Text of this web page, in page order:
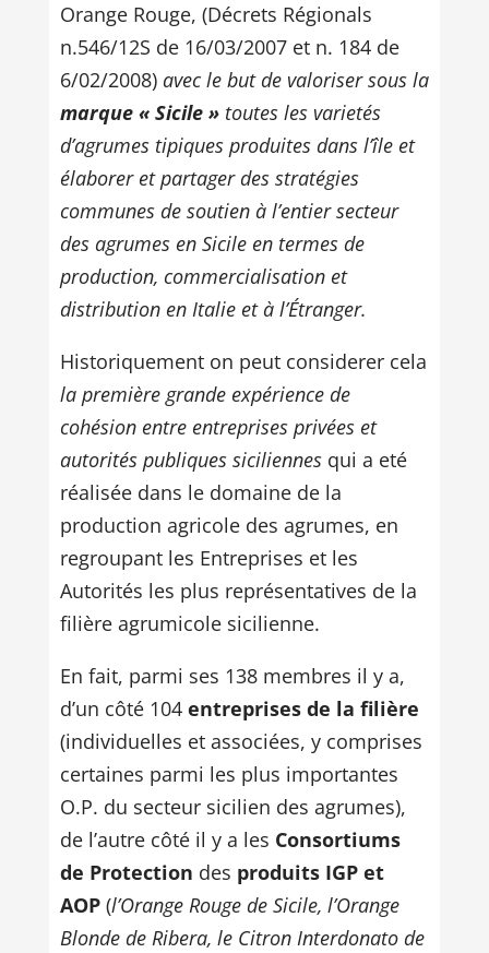
Orange Rouge, (Décrets Régionals
n.546/12S de 16/03/2007 et n. 184 de
6/02/2008)avec le but de valoriser sous la
marque « Sicile »toutes les varietés
d’agrumes tipiques produites dans l’île et
élaborer et partager des stratégies
communes de soutien à l’entier secteur
des agrumes en Sicile en termes de
production, commercialisation et
distribution en Italie et à l’Étranger.
Historiquement on peut considerer cela
la première grande expérience de
cohésion entre entreprises privées et
autorités publiques siciliennesqui a eté
réalisée dans le domaine de la
production agricole des agrumes, en
regroupant les Entreprises et les
Autorités les plus représentatives de la
filière agrumicole sicilienne.
En fait, parmi ses 138 membres il y a,
d’un côté 104 entreprises de la filière
(individuelles et associées, y comprises
certaines parmi les plus importantes
O.P. du secteur sicilien des agrumes),
de l’autre côté il y a les Consortiums
de Protection des produits IGP et
AOP(l’Orange Rouge de Sicile, l’Orange
Blonde de Ribera, le Citron Interdonato de